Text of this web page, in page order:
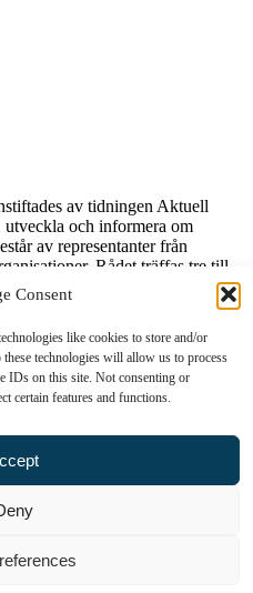
Consent
like cookies to store and/or
technologies will allow us to process
IDs on this site. Not consenting or
certain features and functions.
av tidningen Aktuell
utveckla och informera om
av representanter från
Rådet träffas tre till
säkerhetsfrågor.
först
i enlighet med vår